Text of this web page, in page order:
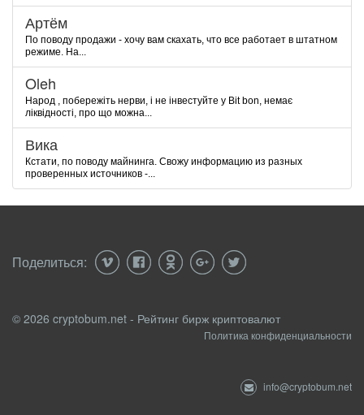
Артём
По поводу продажи - хочу вам скахать, что все работает в штатном
режиме. На...
Oleh
Народ , побережіть нерви, і не інвестуйте у Bit bon, немає
ліквідності, про що можна...
Вика
Кстати, по поводу майнинга. Свожу информацию из разных
проверенных источников -...
Поделиться:
© 2026 cryptobum.net - Рейтинг бирж криптовалют
Политика конфиденциальности
info@cryptobum.net